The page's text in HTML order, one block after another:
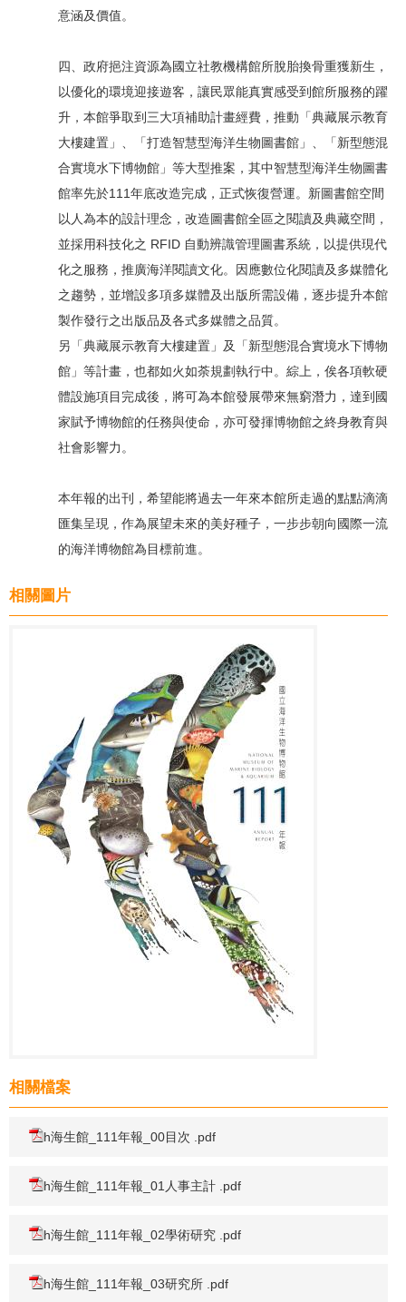
意涵及價值。
四、政府挹注資源為國立社教機構館所脫胎換骨重獲新生，
以優化的環境迎接遊客，讓民眾能真實感受到館所服務的躍
升，本館爭取到三大項補助計畫經費，推動「典藏展示教育
大樓建置」、「打造智慧型海洋生物圖書館」、「新型態混
合實境水下博物館」等大型推案，其中智慧型海洋生物圖書
館率先於111年底改造完成，正式恢復營運。新圖書館空間
以人為本的設計理念，改造圖書館全區之閱讀及典藏空間，
並採用科技化之 RFID 自動辨識管理圖書系統，以提供現代
化之服務，推廣海洋閱讀文化。因應數位化閱讀及多媒體化
之趨勢，並增設多項多媒體及出版所需設備，逐步提升本館
製作發行之出版品及各式多媒體之品質。
另「典藏展示教育大樓建置」及「新型態混合實境水下博物
館」等計畫，也都如火如荼規劃執行中。綜上，俟各項軟硬
體設施項目完成後，將可為本館發展帶來無窮潛力，達到國
家賦予博物館的任務與使命，亦可發揮博物館之終身教育與
社會影響力。
本年報的出刊，希望能將過去一年來本館所走過的點點滴滴
匯集呈現，作為展望未來的美好種子，一步步朝向國際一流
的海洋博物館為目標前進。
相關圖片
相關檔案
h海生館_111年報_00目次 .pdf
h海生館_111年報_01人事主計 .pdf
h海生館_111年報_02學術研究 .pdf
h海生館_111年報_03研究所 .pdf